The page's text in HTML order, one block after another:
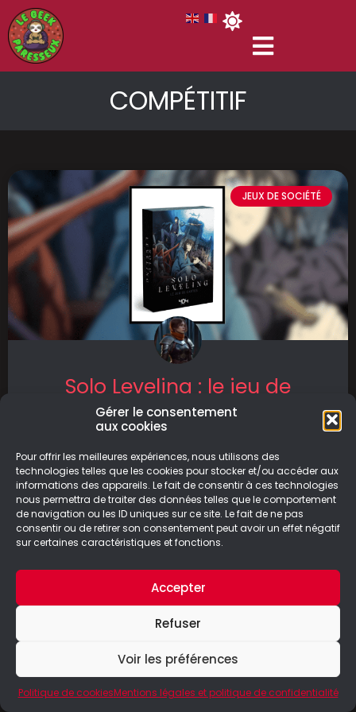
Gérer le consentement
aux cookies
Pour offrir les meilleures expériences, nous utilisons des
technologies telles que les cookies pour stocker et/ou accéder aux
informations des appareils. Le fait de consentir à ces technologies
nous permettra de traiter des données telles que le comportement
de navigation ou les ID uniques sur ce site. Le fait de ne pas
consentir ou de retirer son consentement peut avoir un effet négatif
sur certaines caractéristiques et fonctions.
Accepter
Refuser
Voir les préférences
Politique de cookiesMentions légales et politique de confidentialité
COMPÉTITIF
JEUX DE SOCIÉTÉ
Solo Leveling : le jeu de
cartes
jeu de cartes. Êtes-vous prêts à incarner Sung
Jin Woo ? C’est
LIRE LA SUITE
10/08/2025
confidentialité